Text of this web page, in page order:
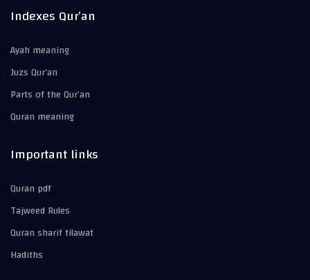
Indexes Qur’an
Ayah meaning
Juzs Qur’an
Parts of the Qur’an
Quran meaning
Important links
Quran pdf
Tajweed Rules
Quran sharif tilawat
Hadiths